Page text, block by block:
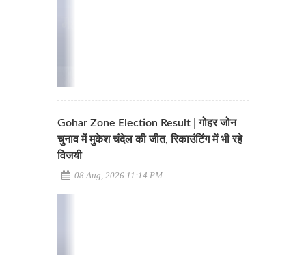
Gohar Zone Election Result | गोहर जोन
चुनाव में मुकेश चंदेल की जीत, रिकाउंटिंग में भी रहे
विजयी
08 Aug, 2026 11:14 PM